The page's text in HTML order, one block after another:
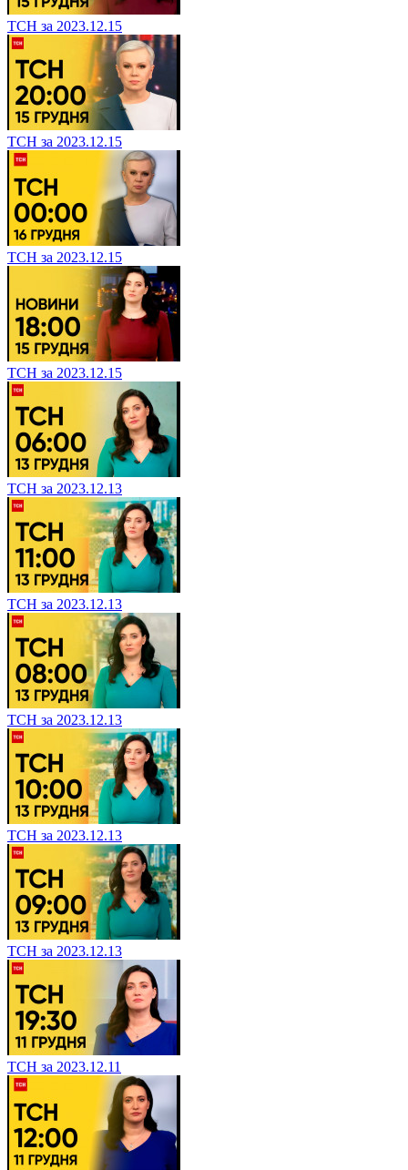
ТСН за 2023.12.15
ТСН за 2023.12.15
ТСН за 2023.12.15
ТСН за 2023.12.15
ТСН за 2023.12.13
ТСН за 2023.12.13
ТСН за 2023.12.13
ТСН за 2023.12.13
ТСН за 2023.12.13
ТСН за 2023.12.11